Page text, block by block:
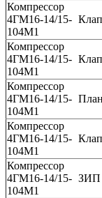
Компрессор
4ГМ16-14/15-
104М1
Компрессор
4ГМ16-14/15-
104М1
Компрессор
4ГМ16-14/15-
104М1
Компрессор
4ГМ16-14/15-
104М1
Компрессор
4ГМ16-14/15-
104М1
ЗИП